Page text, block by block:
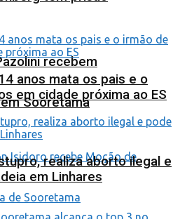
recebem
Sooretama
anos mata os pais e o
em cidade próxima ao ES
realiza aborto ilegal e
em Linhares